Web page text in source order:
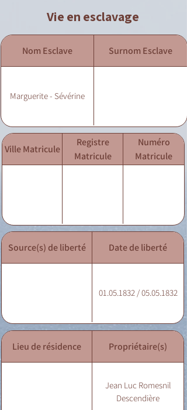
Vie en esclavage
Nom Esclave Surnom Esclave
Marguerite - Sévérine
Ville Matricule
Registre
Matricule
Numéro
Matricule
Source(s) de liberté Date de liberté
01.05.1832 / 05.05.1832
Lieu de résidence Propriétaire(s)
Jean Luc Romesnil
Descendière